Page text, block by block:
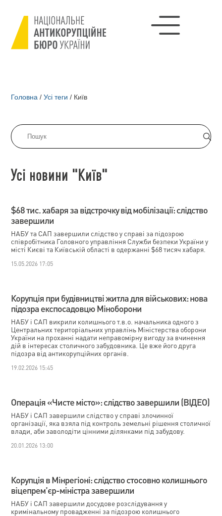
Головна / Усі теги / Київ
Усі новини "Київ"
$68 тис. хабаря за відстрочку від мобілізації: слідство
завершили
НАБУ та САП завершили слідство у справі за підозрою
співробітника Головного управління Служби безпеки України у
місті Києві та Київській області в одержанні $68 тисяч хабаря.
15.05.2026 17:05
Корупція при будівництві житла для військових: нова
підозра експосадовцю Міноборони
НАБУ і САП викрили колишнього т.в.о. начальника одного з
Центральних територіальних управлінь Міністерства оборони
України на проханні надати неправомірну вигоду за вчинення
дій в інтересах столичного забудовника. Це вже його друга
підозра від антикорупційних органів.
19.02.2026 15:45
Операція «Чисте місто»: слідство завершили (ВІДЕО)
НАБУ і САП завершили слідство у справі злочинної
організації, яка взяла під контроль земельні рішення столичної
влади, аби заволодіти цінними ділянками під забудову.
20.01.2026 13:00
Корупція в Мінрегіоні: слідство стосовно колишнього
віцепрем’єр-міністра завершили
НАБУ і САП завершили досудове розслідування у
кримінальному провадженні за підозрою колишнього